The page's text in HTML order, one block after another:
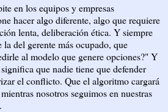
en los equipos y empresas
hacer algo diferente, algo que requiere
lenta, deliberación ética. Y siempre
del gerente más ocupado, que
al modelo que genere opciones?" Y
que nadie tiene que defender
el conflicto. Que el algoritmo cargará
nosotros seguimos en nuestras